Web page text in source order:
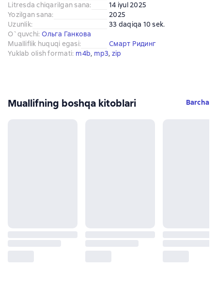
Litresda chiqarilgan sana:
14 iyul 2025
Yozilgan sana:
2025
Uzunlik:
33 daqiqa 10 sek.
O`quvchi: Ольга Ганкова
Mualliflik huquqi egasi:
Смарт Ридинг
Yuklab olish formati: m4b, mp3, zip
Muallifning boshqa kitoblari Barcha